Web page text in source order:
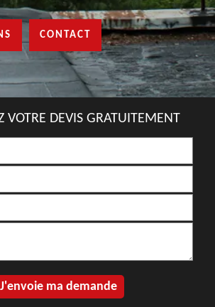
CONTACT
VOTRE DEVIS GRATUITEMENT